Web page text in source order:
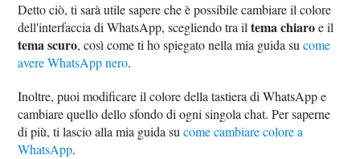
Detto ciò, ti sarà utile sapere che è possibile cambiare il colore
dell'interfaccia di WhatsApp, scegliendo tra iltema chiaroe il
tema scuro, così come ti ho spiegato nella mia guida sucome
avere WhatsApp nero.
Inoltre, puoi modificare il colore della tastiera di WhatsApp e
cambiare quello dello sfondo di ogni singola chat. Per saperne
di più, ti lascio alla mia guida sucome cambiare colore a
WhatsApp.